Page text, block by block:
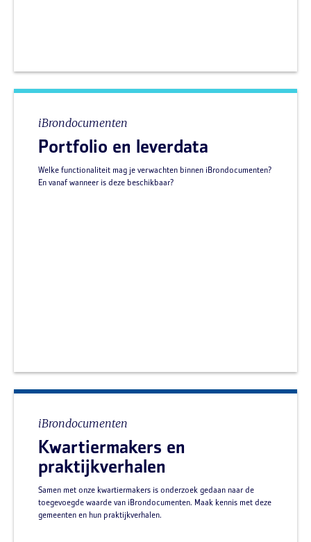
iBrondocumenten
Portfolio en leverdata
Welke functionaliteit mag je verwachten binnen iBrondocumenten?
En vanaf wanneer is deze beschikbaar?
iBrondocumenten
Kwartiermakers en
praktijkverhalen
Samen met onze kwartiermakers is onderzoek gedaan naar de
toegevoegde waarde van iBrondocumenten. Maak kennis met deze
gemeenten en hun praktijkverhalen.